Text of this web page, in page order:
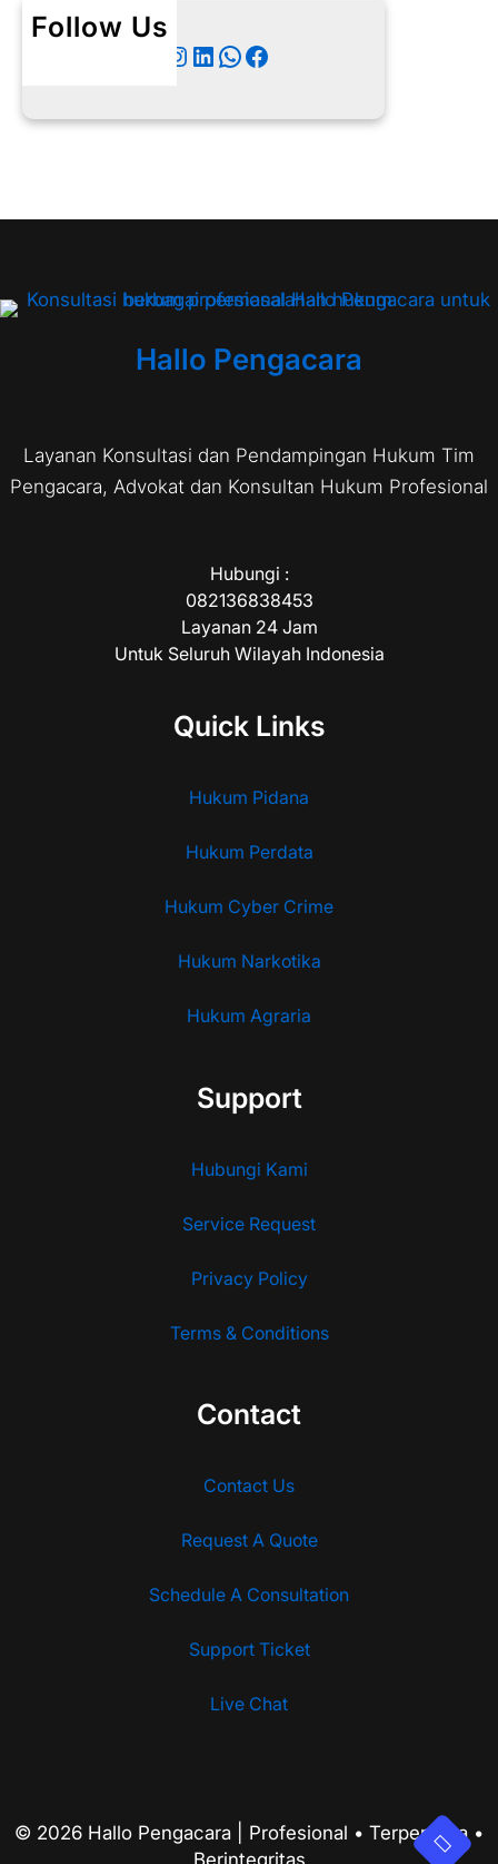
Follow Us
Instagram LinkedIn WhatsApp Facebook
Hallo Pengacara
Layanan Konsultasi dan Pendampingan Hukum Tim
Pengacara, Advokat dan Konsultan Hukum Profesional
Hubungi :
082136838453
Layanan 24 Jam
Untuk Seluruh Wilayah Indonesia
Quick Links
Hukum Pidana
Hukum Perdata
Hukum Cyber Crime
Hukum Narkotika
Hukum Agraria
Support
Hubungi Kami
Service Request
Privacy Policy
Terms & Conditions
Contact
Contact Us
Request A Quote
Schedule A Consultation
Support Ticket
Live Chat
© 2026 Hallo Pengacara | Profesional • Terpercaya •